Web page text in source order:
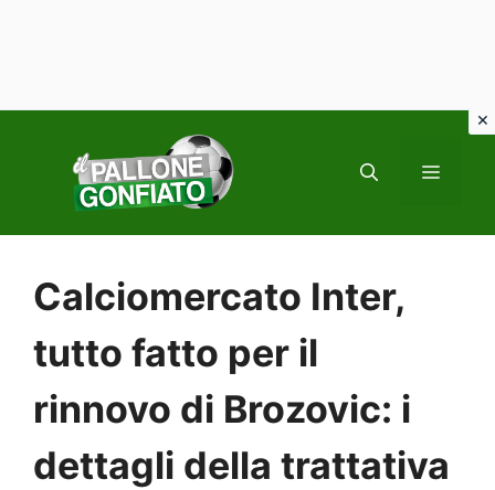
contenuto
MENU
Calciomercato Inter,
tutto fatto per il
rinnovo di Brozovic: i
dettagli della trattativa